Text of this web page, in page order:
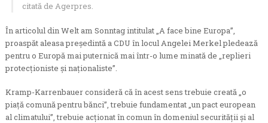
citată de Agerpres.
În articolul din Welt am Sonntag intitulat „A face bine Europa”,
proaspăt aleasa preşedintă a CDU în locul Angelei Merkel pledează
pentru o Europă mai puternică mai într-o lume minată de „replieri
protecţioniste şi naţionaliste”.
Kramp-Karrenbauer consideră că în acest sens trebuie creată „o
piaţă comună pentru bănci”, trebuie fundamentat „un pact european
al climatului”, trebuie acţionat în comun în domeniul securităţii şi al